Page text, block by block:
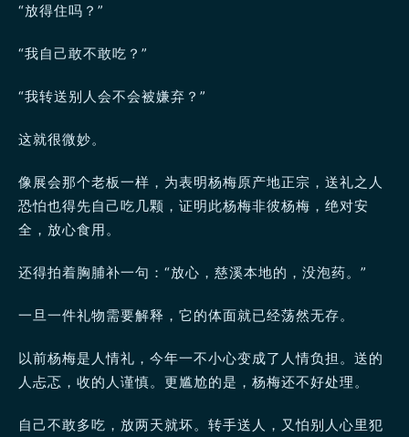
“放得住吗？”
“我自己敢不敢吃？”
“我转送别人会不会被嫌弃？”
这就很微妙。
像展会那个老板一样，为表明杨梅原产地正宗，送礼之人
恐怕也得先自己吃几颗，证明此杨梅非彼杨梅，绝对安
全，放心食用。
还得拍着胸脯补一句：“放心，慈溪本地的，没泡药。”
一旦一件礼物需要解释，它的体面就已经荡然无存。
以前杨梅是人情礼，今年一不小心变成了人情负担。送的
人忐忑，收的人谨慎。更尴尬的是，杨梅还不好处理。
自己不敢多吃，放两天就坏。转手送人，又怕别人心里犯